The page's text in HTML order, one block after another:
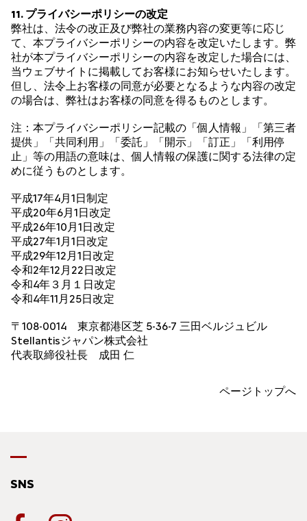
11. プライバシーポリシーの改定
弊社は、法令の改正及び弊社の業務内容の変更等に応じ
て、本プライバシーポリシーの内容を改定いたします。弊
社が本プライバシーポリシーの内容を改定した場合には、
当ウェブサイトに掲載してお客様にお知らせいたします。
但し、法令上お客様の同意が必要となるような内容の改定
の場合は、弊社はお客様の同意を得るものとします。
注：本プライバシーポリシー記載の「個人情報」「第三者
提供」「共同利用」「委託」「開示」「訂正」「利用停
止」等の用語の意味は、個人情報の保護に関する法律の定
めに従うものとします。
平成17年4月1日制定
平成20年6月1日改定
平成26年10月1日改定
平成27年1月1日改定
平成29年12月1日改定
令和2年12月22日改定
令和4年３月１日改定
令和4年11月25日改定
〒108-0014 東京都港区芝 5-36-7 三田ベルジュビル
Stellantisジャパン株式会社
代表取締役社長 成田 仁
ページトップへ
SNS